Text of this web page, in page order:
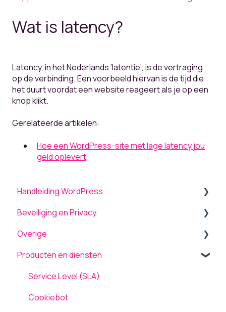
Wat is latency?
Latency, in het Nederlands ‘latentie’, is de vertraging
op de verbinding. Een voorbeeld hiervan is de tijd die
het duurt voordat een website reageert als je op een
knop klikt.
Gerelateerde artikelen:
Hoe een WordPress-site met lage latency jou
geld oplevert
Handleiding WordPress
Algemeen
Menu
Theme settings
Plugins
Formulieren
Beveiliging en Privacy
Beveiliging
Onderhoud en updates
TLS ondersteuning
AVG / GDPR
Overige
Back-up terugplaatsen / herstellen
Tickets
Computergebruik
Producten en diensten
Service Level (SLA)
Cookiebot